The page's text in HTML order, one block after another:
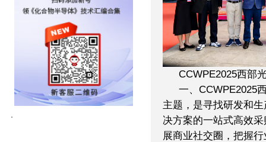
CCWPE2025西部
一、CCWPE2025
主题，是寻找研发和
决方案的一站式高效
展商业社交圈，把握